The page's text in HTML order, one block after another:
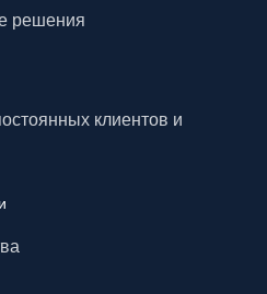
решения
клиентов и